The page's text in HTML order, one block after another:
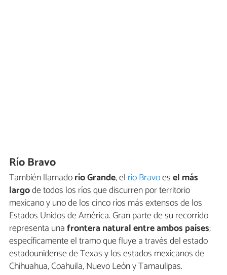
Río Bravo
También llamadorío Grande, el río Bravoesel más
largode todos los ríos que discurren por territorio
mexicano y uno de los cinco ríos más extensos de los
Estados Unidos de América. Gran parte de su recorrido
representa unafrontera natural entre ambos países;
específicamente el tramo que fluye a través del estado
estadounidense de Texas y los estados mexicanos de
Chihuahua, Coahuila, Nuevo León y Tamaulipas.